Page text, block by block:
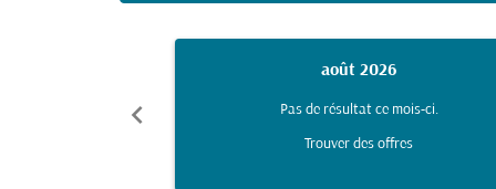
chevron_left
août 2026
Pas de résultat ce mois-ci.
Trouver des offres